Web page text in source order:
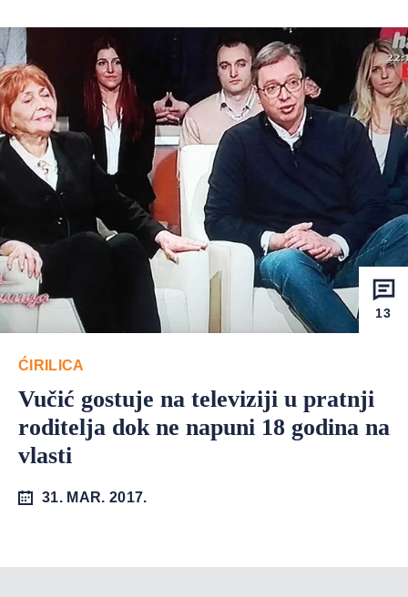
13
ĆIRILICA
Vučić gostuje na televiziji u pratnji
roditelja dok ne napuni 18 godina na
vlasti
31. MAR. 2017.